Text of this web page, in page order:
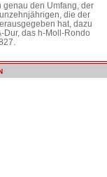
genau den Umfang, der
die der
hat, dazu
Dur, das h-Moll-Rondo